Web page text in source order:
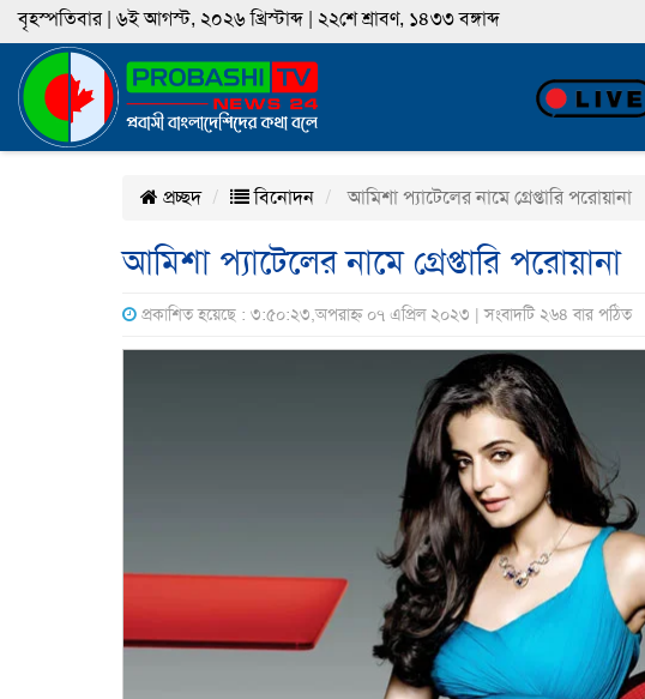
বৃহস্পতিবার | ৬ই আগস্ট, ২০২৬ খ্রিস্টাব্দ | ২২শে শ্রাবণ, ১৪৩৩ বঙ্গাব্দ
প্রচ্ছদ বিনোদন আমিশা প্যাটেলের নামে গ্রেপ্তারি পরোয়ানা
আমিশা প্যাটেলের নামে গ্রেপ্তারি পরোয়ানা
প্রকাশিত হয়েছে : ৩:৫০:২৩,অপরাহ্ন ০৭ এপ্রিল ২০২৩ | সংবাদটি ২৬৪ বার পঠিত